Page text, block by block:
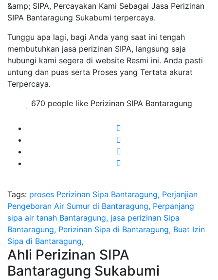
&amp; SIPA, Percayakan Kami Sebagai Jasa Perizinan
SIPA Bantaragung Sukabumi terpercaya.
Tunggu apa lagi, bagi Anda yang saat ini tengah
membutuhkan jasa perizinan SIPA, langsung saja
hubungi kami segera di website Resmi ini. Anda pasti
untung dan puas serta Proses yang Tertata akurat
Terpercaya.
670 people like Perizinan SIPA Bantaragung
Tags: proses Perizinan Sipa Bantaragung, Perjanjian
Pengeboran Air Sumur di Bantaragung, Perpanjang
sipa air tanah Bantaragung, jasa perizinan Sipa
Bantaragung, Perizinan Sipa di Bantaragung, Buat Izin
Sipa di Bantaragung,
Ahli Perizinan SIPA
Bantaragung Sukabumi